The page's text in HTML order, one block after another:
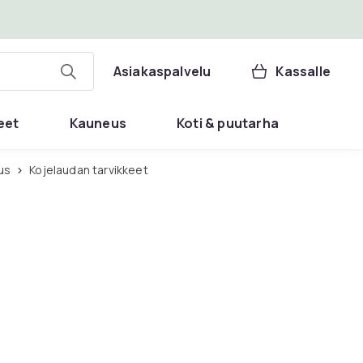
Asiakaspalvelu Kassalle
Kauneus Koti & puutarha
Kojelaudan tarvikkeet